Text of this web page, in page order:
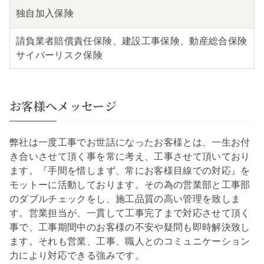
独自 加入保険
請負業者賠償責任保険、建設工事保険、動産総合保険
サイバーリスク保険
お客様へメッセージ
弊社は一度工事でお世話になったお客様とは、一生お付
き合いさせて頂く事を常に考え、工事させて頂いており
ます。『手間を惜しまず、常にお客様目線での対応』を
モットーに活動しております。その為の営業部と工事部
のダブルチェックをし、施工品質の高い管理を致しま
す。営業担当が、一貫して工事完了まで対応させて頂く
事で、工事期間中のお客様の不安や疑問も即時解決致し
ます。それも営業、工事、職人とのコミュニケーション
力により対応できる強みです。